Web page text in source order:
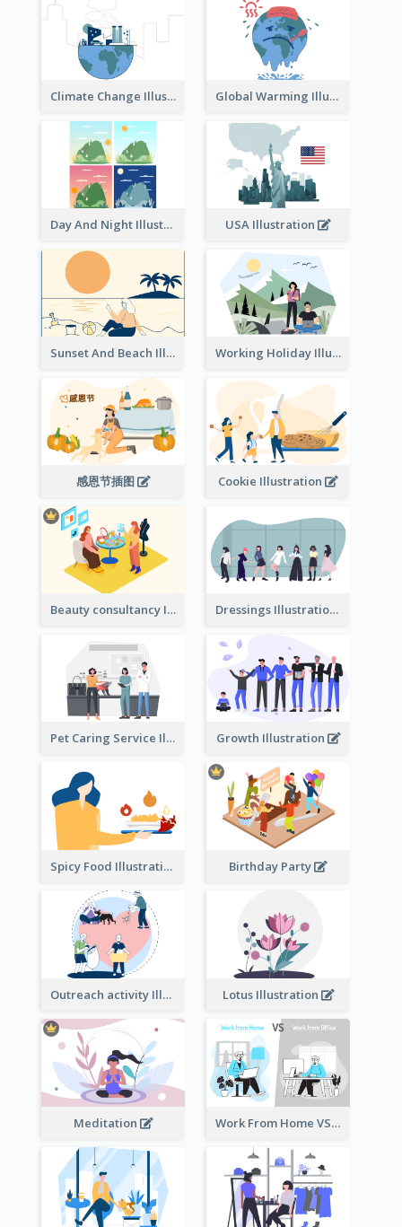
Climate Change Illustration Global Warming Illustration
Day And Night Illustration USA Illustration
Sunset And Beach Illustration Working Holiday Illustration
感恩节插图 Cookie Illustration
Beauty consultancy Illustration Dressings Illustration
Pet Caring Service Illustration Growth Illustration
Spicy Food Illustration Birthday Party
Outreach activity Illustration Lotus Illustration
Meditation Work From Home VS Work From Office